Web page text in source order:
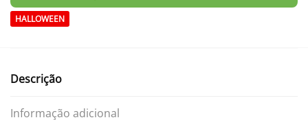
HALLOWEEN
Descrição
Informação adicional